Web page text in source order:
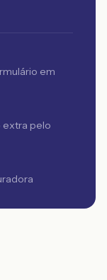
em
extra pelo